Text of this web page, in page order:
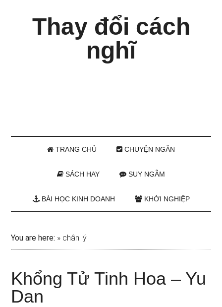
Thay đổi cách
nghĩ
TRANG CHỦ CHUYỆN NGẮN
SÁCH HAY SUY NGẪM
BÀI HỌC KINH DOANH KHỞI NGHIỆP
You are here: » chân lý
Khổng Tử Tinh Hoa – Yu
Dan